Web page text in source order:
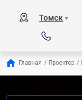
Томск ▼
Главная / Проектор /